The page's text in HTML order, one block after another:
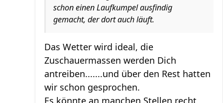
schon einen Laufkumpel ausfindig
gemacht, der dort auch läuft.
Das Wetter wird ideal, die
Zuschauermassen werden Dich
antreiben.......und über den Rest hatten
wir schon gesprochen.
Es könnte an manchen Stellen recht